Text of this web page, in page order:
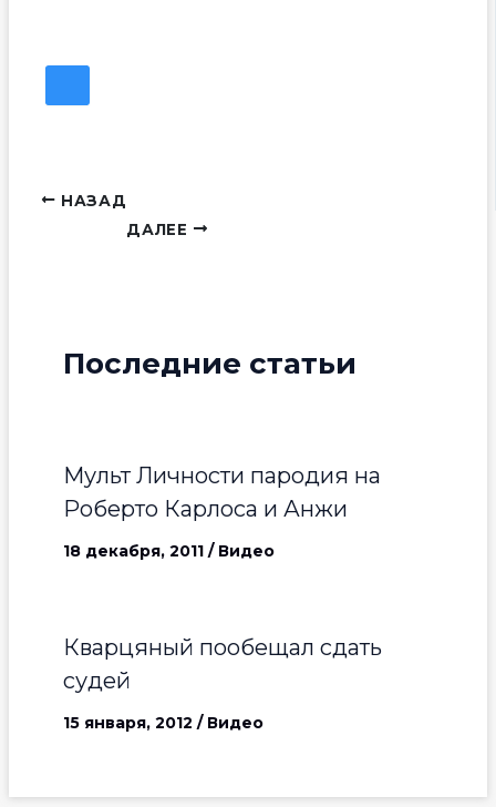
НАЗАД
ДАЛЕЕ
Последние статьи
Мульт Личности пародия на
Роберто Карлоса и Анжи
18 декабря, 2011 / Видео
Кварцяный пообещал сдать
судей
15 января, 2012 / Видео